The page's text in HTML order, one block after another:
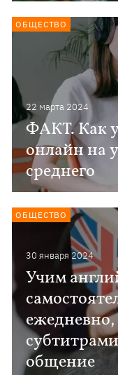
22 марта 2024
ФАКТ. Как
онлайн на
среднего
ОБЩЕСТВО
30 января 2024
Учим
общение
ОБЩЕСТВО